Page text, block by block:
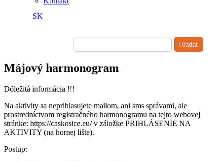
SK
Májový harmonogram
Dôležitá informácia !!!
Na aktivity sa neprihlasujete mailom, ani sms správami, ale
prostredníctvom registračného harmonogramu na tejto webovej
stránke: https://caskosice.eu/ v záložke PRIHLÁSENIE NA
AKTIVITY (na hornej lište).
Postup: